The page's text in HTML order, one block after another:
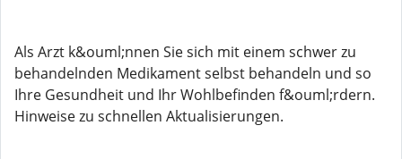
Als Arzt k&ouml;nnen Sie sich mit einem schwer zu
behandelnden Medikament selbst behandeln und so
Ihre Gesundheit und Ihr Wohlbefinden f&ouml;rdern.
Hinweise zu schnellen Aktualisierungen.